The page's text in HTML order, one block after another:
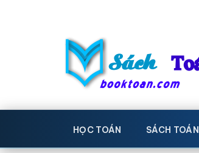
Sách
Toán
Học
toán,
HỌC TOÁN SÁCH TOÁN